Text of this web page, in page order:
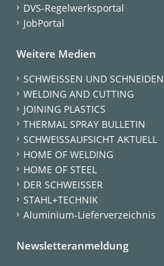
DVS-Regelwerksportal
JobPortal
Weitere Medien
SCHWEISSEN UND SCHNEIDEN
WELDING AND CUTTING
JOINING PLASTICS
THERMAL SPRAY BULLETIN
SCHWEISSAUFSICHT AKTUELL
HOME OF WELDING
HOME OF STEEL
DER SCHWEISSER
STAHL+TECHNIK
Aluminium-Lieferverzeichnis
Newsletteranmeldung